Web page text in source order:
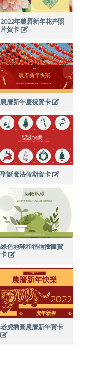
2022年農曆新年花卉照
片賀卡
農曆新年慶祝賀卡
聖誕魔法假期賀卡
綠色地球和植物插圖賀
卡
老虎插圖農曆新年賀卡